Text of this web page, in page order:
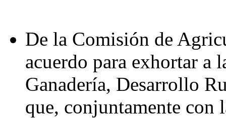
De la Comisión de
acuerdo para exhortar a
Ganadería, Desarrollo
que, conjuntamente